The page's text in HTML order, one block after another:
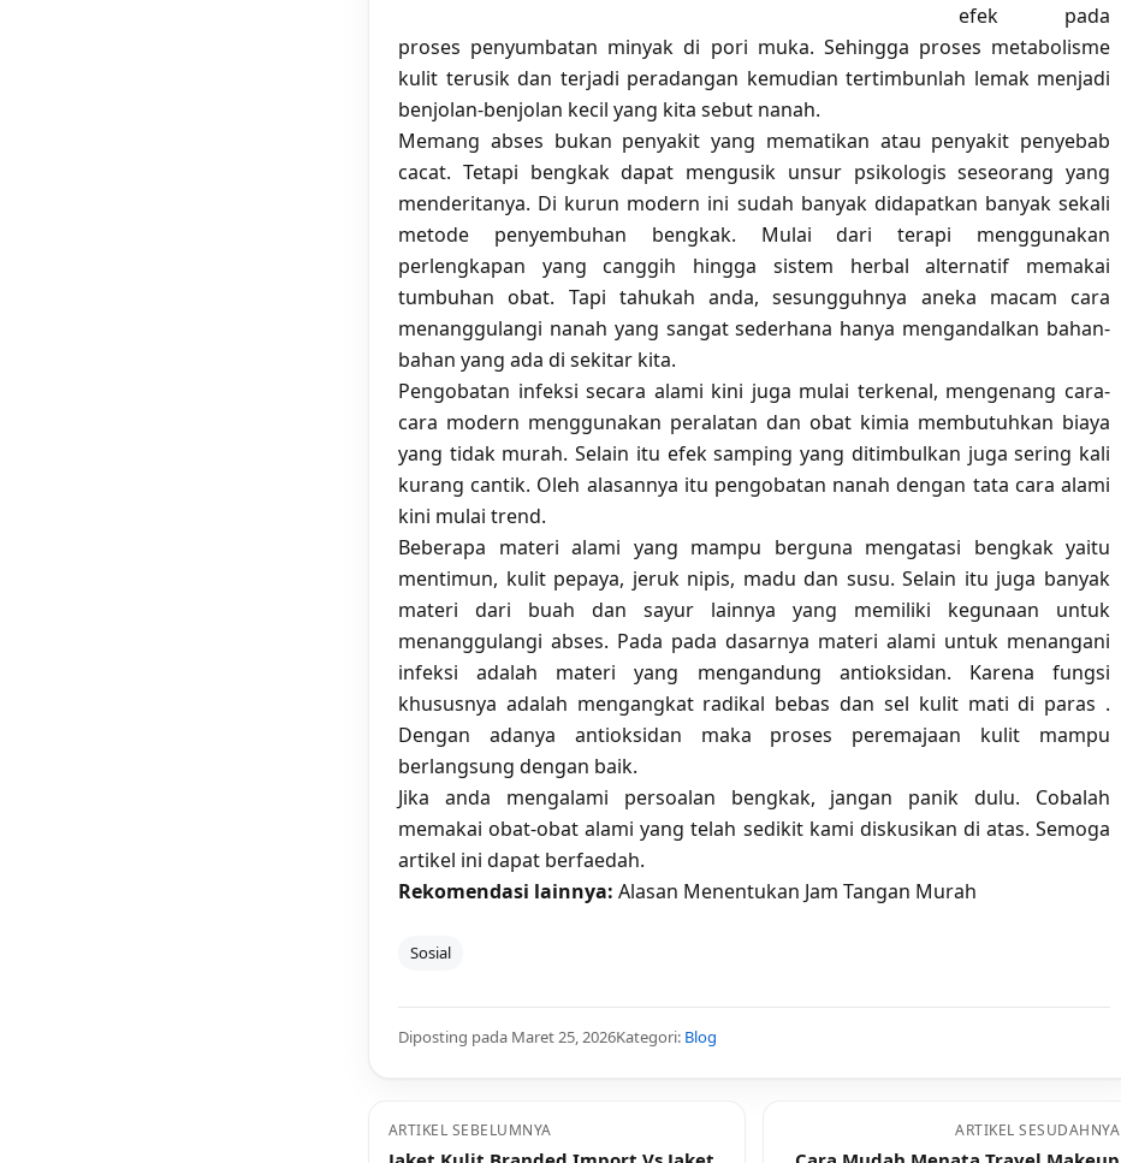
efek pada
proses penyumbatan minyak di pori muka. Sehingga proses metabolisme
kulit terusik dan terjadi peradangan kemudian tertimbunlah lemak menjadi
benjolan-benjolan kecil yang kita sebut nanah.
Memang abses bukan penyakit yang mematikan atau penyakit penyebab
cacat. Tetapi bengkak dapat mengusik unsur psikologis seseorang yang
menderitanya. Di kurun modern ini sudah banyak didapatkan banyak sekali
metode penyembuhan bengkak. Mulai dari terapi menggunakan
perlengkapan yang canggih hingga sistem herbal alternatif memakai
tumbuhan obat. Tapi tahukah anda, sesungguhnya aneka macam cara
menanggulangi nanah yang sangat sederhana hanya mengandalkan bahan-
bahan yang ada di sekitar kita.
Pengobatan infeksi secara alami kini juga mulai terkenal, mengenang cara-
cara modern menggunakan peralatan dan obat kimia membutuhkan biaya
yang tidak murah. Selain itu efek samping yang ditimbulkan juga sering kali
kurang cantik. Oleh alasannya itu pengobatan nanah dengan tata cara alami
kini mulai trend.
Beberapa materi alami yang mampu berguna mengatasi bengkak yaitu
mentimun, kulit pepaya, jeruk nipis, madu dan susu. Selain itu juga banyak
materi dari buah dan sayur lainnya yang memiliki kegunaan untuk
menanggulangi abses. Pada pada dasarnya materi alami untuk menangani
infeksi adalah materi yang mengandung antioksidan. Karena fungsi
khususnya adalah mengangkat radikal bebas dan sel kulit mati di paras .
Dengan adanya antioksidan maka proses peremajaan kulit mampu
berlangsung dengan baik.
Jika anda mengalami persoalan bengkak, jangan panik dulu. Cobalah
memakai obat-obat alami yang telah sedikit kami diskusikan di atas. Semoga
artikel ini dapat berfaedah.
Rekomendasi lainnya: Alasan Menentukan Jam Tangan Murah
Sosial
Diposting pada Maret 25, 2026Kategori: Blog
ARTIKEL SEBELUMNYA ARTIKEL SESUDAHNYA